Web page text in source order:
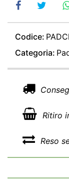
Codice:
Categoria:
Ritiro
Reso